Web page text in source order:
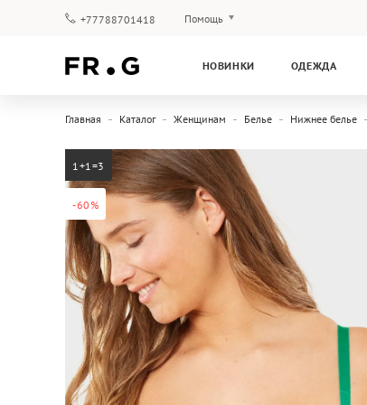
+77788701418 Помощь
НОВИНКИ ОДЕЖДА
Главная Каталог Женщинам Белье Нижнее белье
-60%
1+1=3